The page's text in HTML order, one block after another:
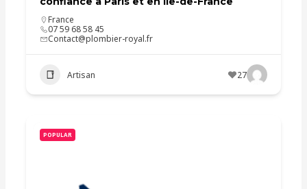
France
07 59 68 58 45
Contact@plombier-royal.fr
Artisan 27
POPULAR